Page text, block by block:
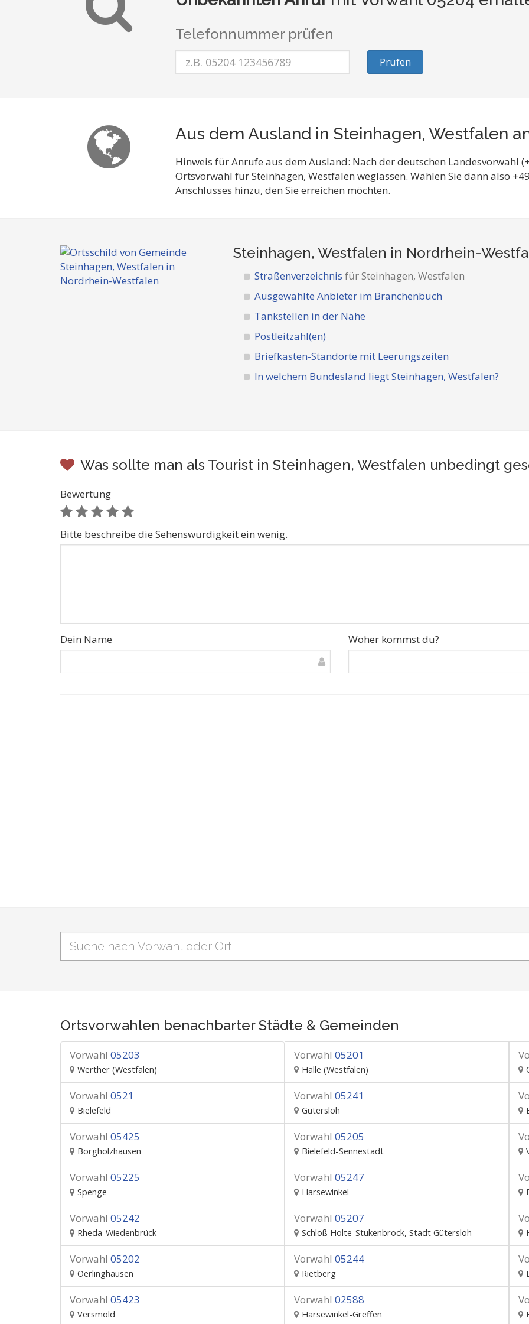
Telefonnummer prüfen
Prüfen
Aus dem Ausland in Steinhagen, Westfalen
Hinweis für Anrufe aus dem Ausland: Nach der deutschen Landesvorwahl
Ortsvorwahl für Steinhagen, Westfalen weglassen. Wählen Sie dann also
Anschlusses hinzu, den Sie erreichen möchten.
Steinhagen, Westfalen in Nordrhein-
Straßenverzeichnis für Steinhagen, Westfalen
Ausgewählte Anbieter im Branchenbuch
Tankstellen in der Nähe
Postleitzahl(en)
Briefkasten-Standorte mit Leerungszeiten
In welchem Bundesland liegt Steinhagen, Westfalen?
Was sollte man als Tourist in Steinhagen, Westfalen unbedingt
Bewertung
Bitte beschreibe die Sehenswürdigkeit ein wenig.
Dein Name Woher kommst du?
Ortsvorwahlen benachbarter Städte & Gemeinden
Vorwahl 05203
Werther (Westfalen)
Vorwahl 05201
Halle (Westfalen)
Vorwahl 0521
Bielefeld
Vorwahl 05241
Gütersloh
Vorwahl 05425
Borgholzhausen
Vorwahl 05205
Bielefeld-Sennestadt
Vorwahl 05225
Spenge
Vorwahl 05247
Harsewinkel
Vorwahl 05242
Rheda-Wiedenbrück
Vorwahl 05207
Schloß Holte-Stukenbrock, Stadt Gütersloh
Vorwahl 05202
Oerlinghausen
Vorwahl 05244
Rietberg
Vorwahl 05423
Versmold
Vorwahl 02588
Harsewinkel-Greffen